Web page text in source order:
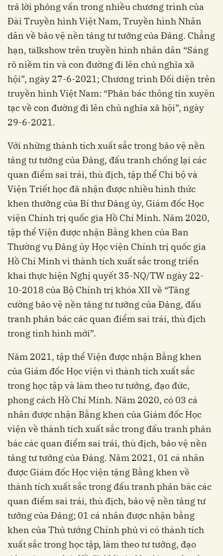
trả lời phỏng vấn trong nhiều chương trình của
Đài Truyền hình Việt Nam, Truyền hình Nhân
dân về bảo vệ nền tảng tư tưởng của Đảng. Chẳng
hạn, talkshow trên truyền hình nhân dân “Sáng
rõ niềm tin và con đường đi lên chủ nghĩa xã
hội”, ngày 27-6-2021; Chương trình Đối diện trên
truyền hình Việt Nam: “Phản bác thông tin xuyên
tạc về con đường đi lên chủ nghĩa xã hội”, ngày
29-6-2021.
Với những thành tích xuất sắc trong bảo vệ nền
tảng tư tưởng của Đảng, đấu tranh chống lại các
quan điểm sai trái, thù địch, tập thể Chi bộ và
Viện Triết học đã nhận được nhiều hình thức
khen thưởng của Bí thư Đảng ủy, Giám đốc Học
viện Chính trị quốc gia Hồ Chí Minh. Năm 2020,
tập thể Viện được nhận Bằng khen của Ban
Thường vụ Đảng ủy Học viện Chính trị quốc gia
Hồ Chí Minh vì thành tích xuất sắc trong triển
khai thực hiện Nghị quyết 35-NQ/TW ngày 22-
10-2018 của Bộ Chính trị khóa XII về “Tăng
cường bảo vệ nền tảng tư tưởng của Đảng, đấu
tranh phản bác các quan điểm sai trái, thù địch
trong tình hình mới”.
Năm 2021, tập thể Viện được nhận Bằng khen
của Giám đốc Học viện vì thành tích xuất sắc
trong học tập và làm theo tư tưởng, đạo đức,
phong cách Hồ Chí Minh. Năm 2020, có 03 cá
nhân được nhận Bằng khen của Giám đốc Học
viện về thành tích xuất sắc trong đấu tranh phản
bác các quan điểm sai trái, thù địch, bảo vệ nền
tảng tư tưởng của Đảng. Năm 2021, 01 cá nhân
được Giám đốc Học viện tặng Bằng khen về
thành tích xuất sắc trong đấu tranh phản bác các
quan điểm sai trái, thù địch, bảo vệ nền tảng tư
tưởng của Đảng; 01 cá nhân được nhận bằng
khen của Thủ tướng Chính phủ vì có thành tích
xuất sắc trong học tập, làm theo tư tưởng, đạo